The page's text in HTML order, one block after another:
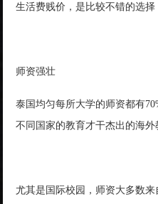
生活费贱价，是比较不错的选择
师资强壮
泰国均匀每所大学的师资都有
不同国家的教育才干杰出的海外
尤其是国际校园，师资大多数